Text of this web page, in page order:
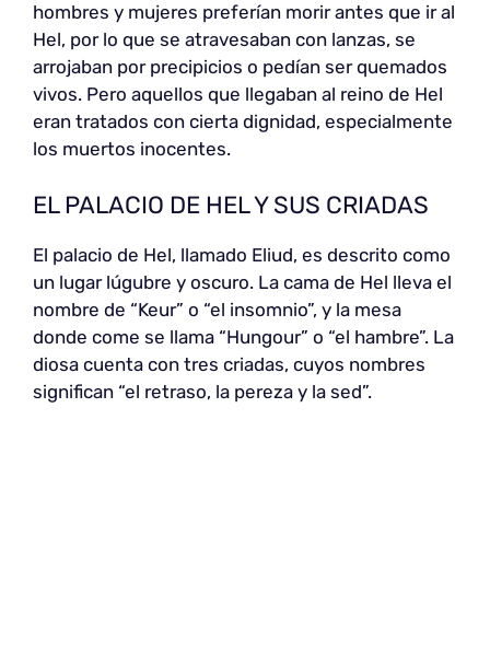
hombres y mujeres preferían morir antes que ir al
Hel, por lo que se atravesaban con lanzas, se
arrojaban por precipicios o pedían ser quemados
vivos. Pero aquellos que llegaban al reino de Hel
eran tratados con cierta dignidad, especialmente
los muertos inocentes.
EL PALACIO DE HEL Y SUS CRIADAS
El palacio de Hel, llamado Eliud, es descrito como
un lugar lúgubre y oscuro. La cama de Hel lleva el
nombre de “Keur” o “el insomnio”, y la mesa
donde come se llama “Hungour” o “el hambre”. La
diosa cuenta con tres criadas, cuyos nombres
significan “el retraso, la pereza y la sed”.